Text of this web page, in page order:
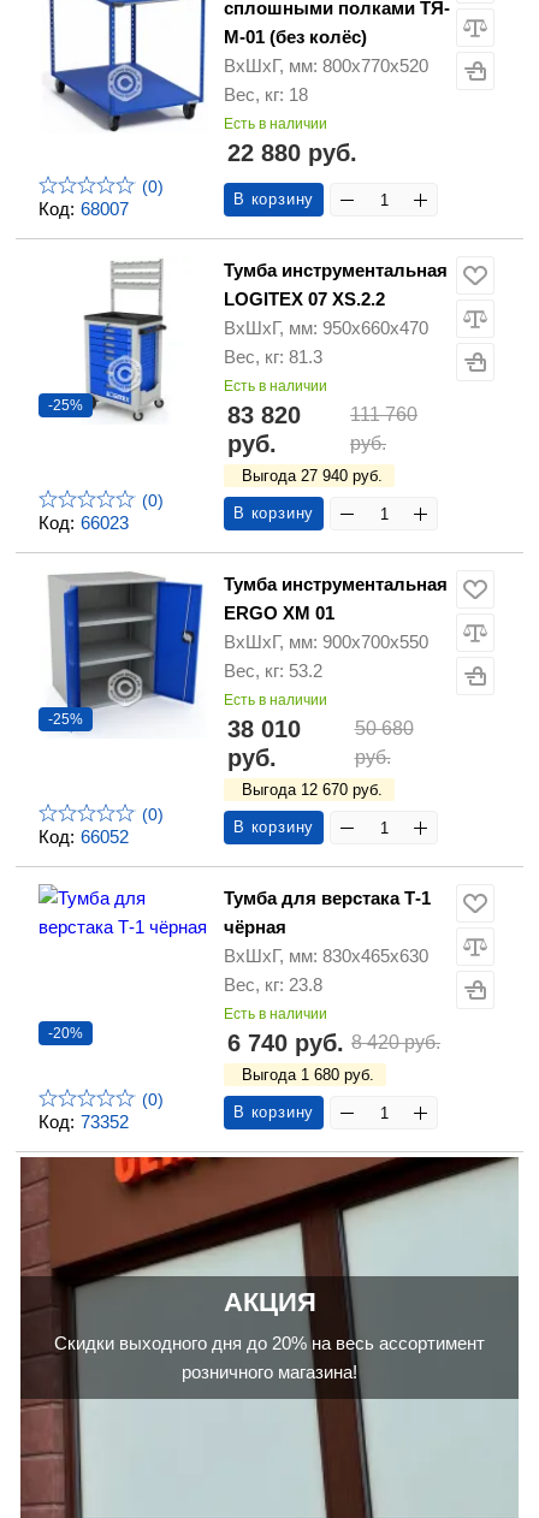
Код: 68007
(0)
сплошными полками ТЯ-
М-01 (без колёс)
ВхШхГ, мм: 800х770х520
Вес, кг: 18
Есть в наличии
22 880 руб.
В корзину
Код: 66023
-25%
(0)
Тумба инструментальная
LOGITEX 07 XS.2.2
ВхШхГ, мм: 950х660х470
Вес, кг: 81.3
Есть в наличии
83 820
руб.
111 760
руб.
Выгода 27 940 руб.
В корзину
Код: 66052
-25%
(0)
Тумба инструментальная
ERGO XM 01
ВхШхГ, мм: 900x700x550
Вес, кг: 53.2
Есть в наличии
38 010
руб.
50 680
руб.
Выгода 12 670 руб.
В корзину
Код: 73352
-20%
(0)
Тумба для верстака Т-1
чёрная
ВхШхГ, мм: 830х465х630
Вес, кг: 23.8
Есть в наличии
6 740 руб. 8 420 руб.
Выгода 1 680 руб.
В корзину
АКЦИЯ
Скидки выходного дня до 20% на весь ассортимент
розничного магазина!